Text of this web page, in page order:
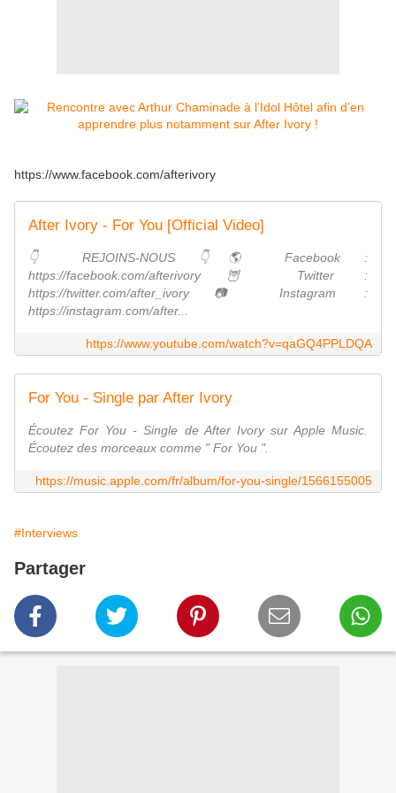
https://www.facebook.com/afterivory
After Ivory - For You [Official Video]
👇 REJOINS-NOUS 👇🌎 Facebook :
https://facebook.com/afterivory​​​​🦉 Twitter :
https://twitter.com/after_ivory​​​​📷 Instagram :
https://instagram.com/after...
https://www.youtube.com/watch?v=qaGQ4PPLDQA
For You - Single par After Ivory
Écoutez For You - Single de After Ivory sur Apple Music.
Écoutez des morceaux comme " For You ".
https://music.apple.com/fr/album/for-you-single/1566155005
#Interviews
Partager